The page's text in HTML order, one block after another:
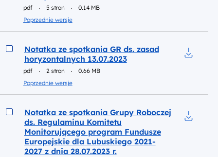
pdf 5 stron
0.14 MB
Poprzednie wersje
Podgląd
Notatka ze spotkania GR ds. zasad
horyzontalnych 13.07.2023
pdf 2 stron
0.66 MB
Poprzednie wersje
Podgląd
Notatka ze spotkania Grupy Roboczej
ds. Regulaminu Komitetu
Monitorującego program Fundusze
Europejskie dla Lubuskiego 2021-
2027 z dnia 28.07.2023 r.